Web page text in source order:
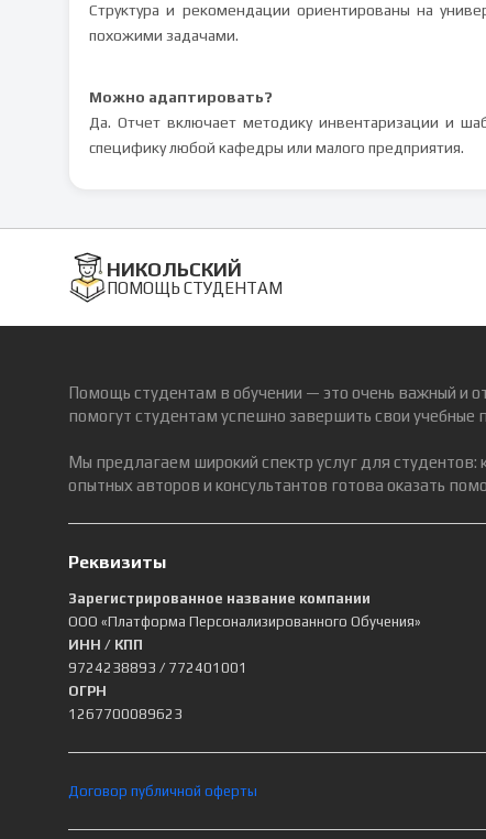
Структура и рекомендации ориентированы на
похожими задачами.
Можно адаптировать?
Да. Отчет включает методику инвентаризации и
специфику любой кафедры или малого предприятия.
НИКОЛЬСКИЙ
ПОМОЩЬ СТУДЕНТАМ
Помощь студентам в обучении — это очень важный и
помогут студентам успешно завершить свои учебные
Мы предлагаем широкий спектр услуг для
опытных авторов и консультантов готова оказать
Реквизиты
Зарегистрированное название компании
ООО «Платформа Персонализированного Обучения»
ИНН / КПП
9724238893 / 772401001
ОГРН
1267700089623
Договор публичной оферты